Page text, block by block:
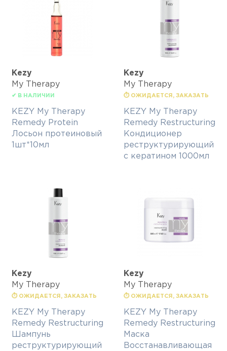
Kezy
My Therapy
✔ В НАЛИЧИИ
KEZY My Therapy
Remedy Protein
Лосьон протеиновый
1шт*10мл
Kezy
My Therapy
⏱ ОЖИДАЕТСЯ, ЗАКАЗАТЬ
KEZY My Therapy
Remedy Restructuring
Кондиционер
реструктурирующий
с кератином 1000мл
Kezy
My Therapy
⏱ ОЖИДАЕТСЯ, ЗАКАЗАТЬ
KEZY My Therapy
Remedy Restructuring
Шампунь
реструктурирующий
Kezy
My Therapy
⏱ ОЖИДАЕТСЯ, ЗАКАЗАТЬ
KEZY My Therapy
Remedy Restructuring
Маска
Восстанавливающая